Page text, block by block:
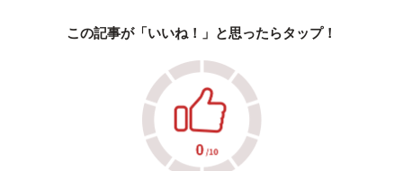
この記事が「いいね！」と思ったらタップ！